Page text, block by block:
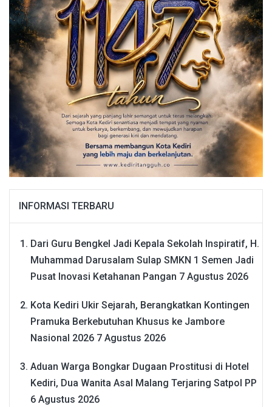
INFORMASI TERBARU
Dari Guru Bengkel Jadi Kepala Sekolah Inspiratif, H.
Muhammad Darusalam Sulap SMKN 1 Semen Jadi
Pusat Inovasi Ketahanan Pangan 7 Agustus 2026
Kota Kediri Ukir Sejarah, Berangkatkan Kontingen
Pramuka Berkebutuhan Khusus ke Jambore
Nasional 2026 7 Agustus 2026
Aduan Warga Bongkar Dugaan Prostitusi di Hotel
Kediri, Dua Wanita Asal Malang Terjaring Satpol PP
6 Agustus 2026